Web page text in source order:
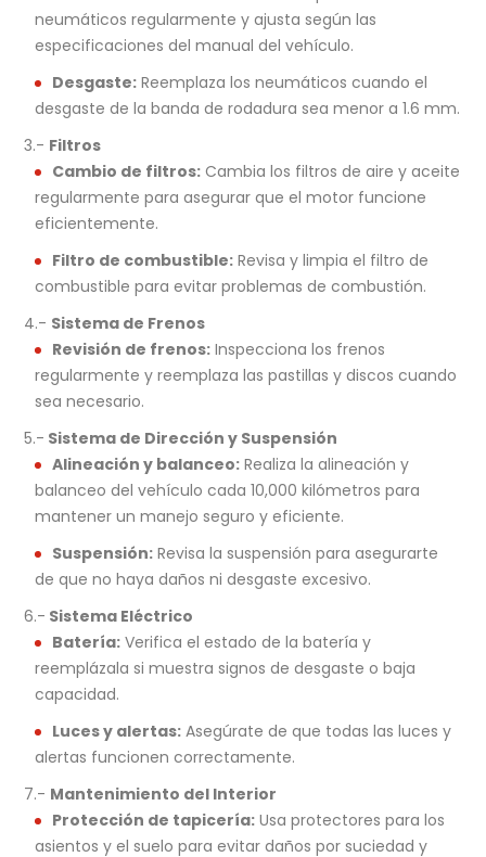
neumáticos regularmente y ajusta según las
especificaciones del manual del vehículo.
Desgaste: Reemplaza los neumáticos cuando el
desgaste de la banda de rodadura sea menor a 1.6 mm.
3.- Filtros
Cambio de filtros: Cambia los filtros de aire y aceite
regularmente para asegurar que el motor funcione
eficientemente.
Filtro de combustible: Revisa y limpia el filtro de
combustible para evitar problemas de combustión.
4.- Sistema de Frenos
Revisión de frenos: Inspecciona los frenos
regularmente y reemplaza las pastillas y discos cuando
sea necesario.
5.- Sistema de Dirección y Suspensión
Alineación y balanceo: Realiza la alineación y
balanceo del vehículo cada 10,000 kilómetros para
mantener un manejo seguro y eficiente.
Suspensión: Revisa la suspensión para asegurarte
de que no haya daños ni desgaste excesivo.
6.- Sistema Eléctrico
Batería: Verifica el estado de la batería y
reemplázala si muestra signos de desgaste o baja
capacidad.
Luces y alertas: Asegúrate de que todas las luces y
alertas funcionen correctamente.
7.- Mantenimiento del Interior
Protección de tapicería: Usa protectores para los
asientos y el suelo para evitar daños por suciedad y